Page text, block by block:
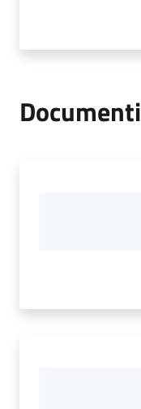
Documenti